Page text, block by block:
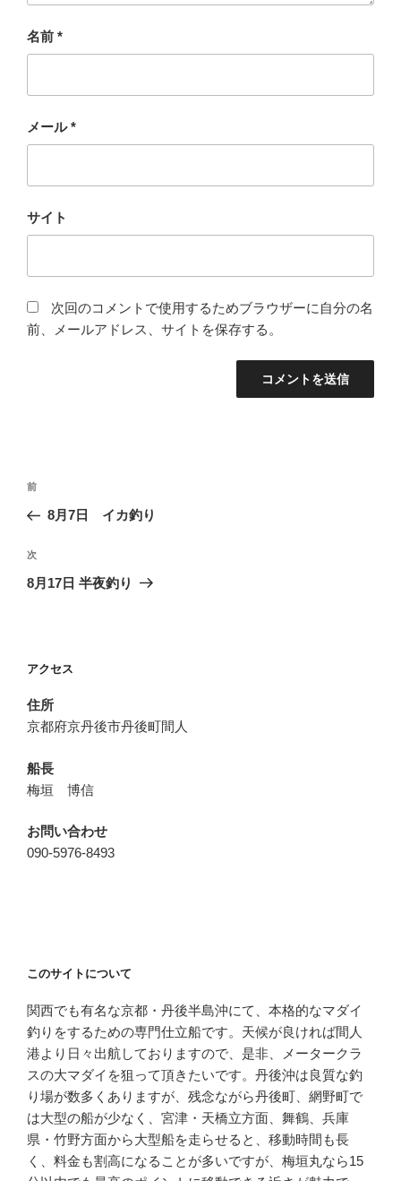
名前 *
メール*
サイト
次回のコメントで使用するためブラウザーに自分の名
前、メールアドレス、サイトを保存する。
投
ナ
ビ
ゲ
ン
前
の
稿
前
8月7日 イカ釣り
次
の
次
8月17日 半夜釣り
アクセス
住所
京都府京丹後市丹後町間人
船長
梅垣 博信
お問い合わせ
090-5976-8493
このサイトについて
関西でも有名な京都・丹後半島沖にて、本格的なマダイ
釣りをするための専門仕立船です。天候が良ければ間人
港より日々出航しておりますので、是非、メータークラ
スの大マダイを狙って頂きたいです。丹後沖は良質な釣
り場が数多くありますが、残念ながら丹後町、網野町で
は大型の船が少なく、宮津・天橋立方面、舞鶴、兵庫
県・竹野方面から大型船を走らせると、移動時間も長
く、料金も割高になることが多いですが、梅垣丸なら15